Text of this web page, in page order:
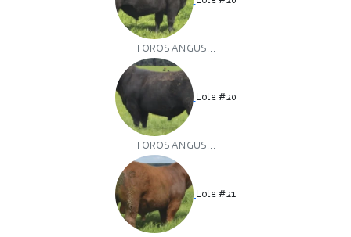
TOROS ANGUS...
Lote #20
TOROS ANGUS...
Lote #21